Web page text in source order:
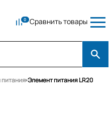
Сравнить товары
Элемент питания LR20